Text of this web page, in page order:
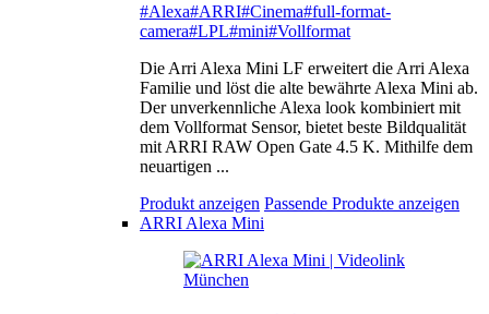
#Alexa#ARRI#Cinema#full-format-
camera#LPL#mini#Vollformat
Die Arri Alexa Mini LF erweitert die Arri Alexa
Familie und löst die alte bewährte Alexa Mini ab.
Der unverkennliche Alexa look kombiniert mit
dem Vollformat Sensor, bietet beste Bildqualität
mit ARRI RAW Open Gate 4.5 K. Mithilfe dem
neuartigen ...
Produkt anzeigen Passende Produkte anzeigen
ARRI Alexa Mini